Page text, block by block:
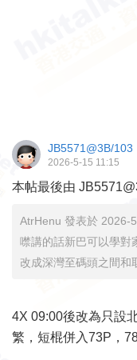
JB5571@3B/103
2026-5-15 11:15
本帖最後由
AtrHenu 發表於 2026-
噤講的話新巴可以學對
改成深灣至碼頭之間和
4X 09:00後改為只設
繁，短棍併入73P，